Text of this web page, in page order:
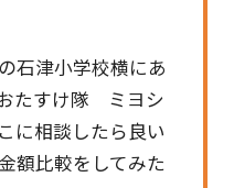
石津小学校横にあ
たすけ隊 ミヨシ
に相談したら良い
額比較をしてみた